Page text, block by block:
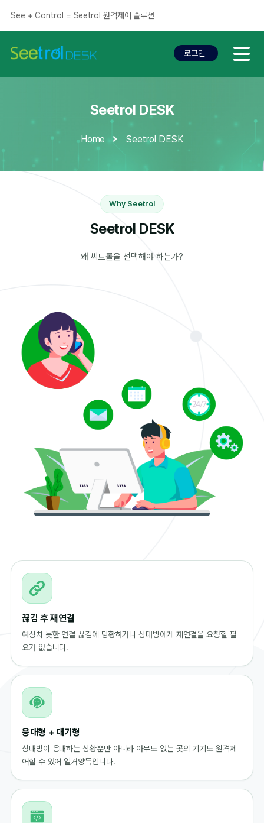
See + Control = Seetrol 원격제어 솔루션
로그인
Seetrol DESK
Home Seetrol DESK
Why Seetrol
Seetrol DESK
왜 씨트롤을 선택해야 하는가?
끊김 후 재연결
예상치 못한 연결 끊김에 당황하거나 상대방에게 재연결을 요청할 필
요가 없습니다.
응대형 + 대기형
상대방이 응대하는 상황뿐만 아니라 아무도 없는 곳의 기기도 원격제
어할 수 있어 일거양득입니다.